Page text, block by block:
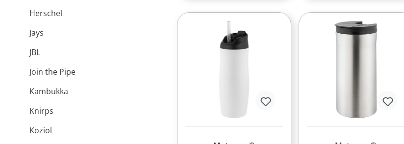
Herschel
Jays
JBL
Join the Pipe
Kambukka
Knirps
Koziol